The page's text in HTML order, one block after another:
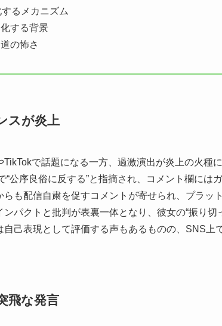
るメカニズム
する背景
の怖さ
スが炎上
で話題になる一方、過激演出が炎上の火種
公序良俗に反する”と指摘され、コメント欄には
も配信自粛を促すコメントが寄せられ、プラッ
パクトと批判が表裏一体となり、彼女の“振り切
己表現として評価する声もあるものの、SNS上
飛な発言